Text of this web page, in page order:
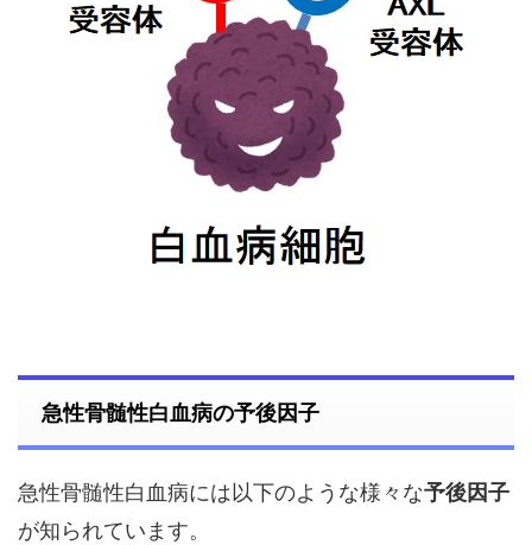
急性骨髄性白血病の予後因子
急性骨髄性白血病には以下のような様々な予後因子
が知られています。